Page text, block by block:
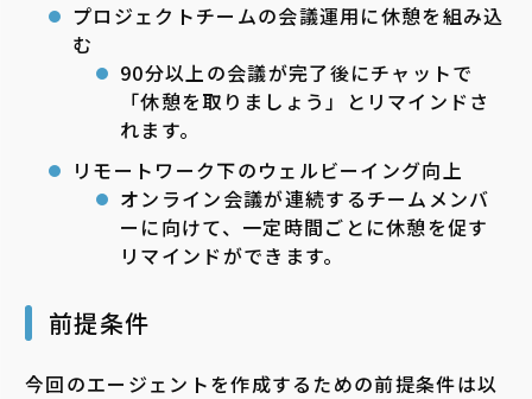
プロジェクトチームの会議運用に休憩を組み込
む
90分以上の会議が完了後にチャットで
「休憩を取りましょう」とリマインドさ
れます。
リモートワーク下のウェルビーイング向上
オンライン会議が連続するチームメンバ
ーに向けて、一定時間ごとに休憩を促す
リマインドができます。
前提条件
今回のエージェントを作成するための前提条件は以